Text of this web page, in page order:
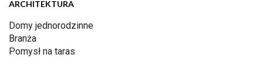
ARCHITEKTURA
Domy jednorodzinne
Branża
Pomysł na taras